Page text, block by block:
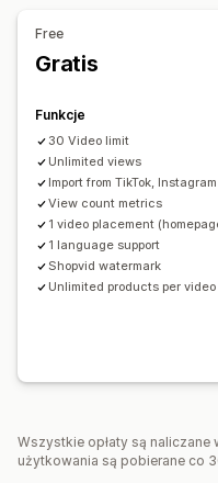
Dostosowanie
Edycja filmów
Wyskakujące okienka
Responsywność na
Pliki produktowe z
Linki w mediach
Free
Gratis
Funkcje
30 Video limit
Unlimited views
Import from TikTok, Instagram
View count metrics
1 video placement
1 language support
Shopvid watermark
Unlimited products per video
Wszystkie opłaty są naliczane
użytkowania są pobierane co